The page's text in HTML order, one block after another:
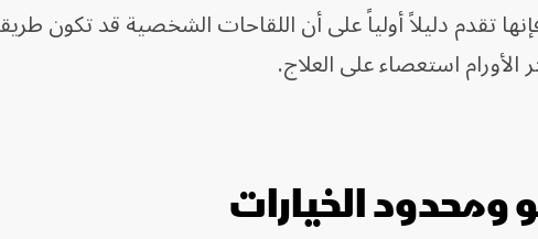
تقدم دليلاً أولياً على أن اللقاحات الشخصية قد تكون
استعصاء على العلاج.
ومحدود الخيارات